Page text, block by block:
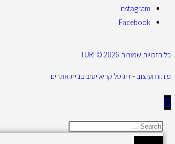
Instagram
Facebook
כל הזכויות שמורות 2026 © TURI
פיתוח ועיצוב - דיגיטל קריאייטיב בניית אתרים